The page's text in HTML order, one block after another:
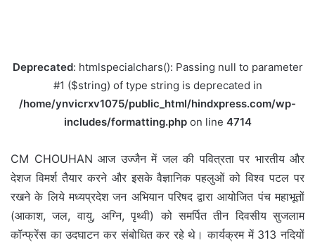
Deprecated: htmlspecialchars(): Passing null to parameter
#1 ($string) of type string is deprecated in
/home/ynvicrxv1075/public_html/hindxpress.com/wp-
includes/formatting.phpon line 4714
CM CHOUHAN आज उज्जैन में जल की पवित्रता पर भारतीय और
देशज विमर्श तैयार करने और इसके वैज्ञानिक पहलुओं को विश्व पटल पर
रखने के लिये मध्यप्रदेश जन अभियान परिषद द्वारा आयोजित पंच महाभूतों
(आकाश, जल, वायु, अग्नि, पृथ्वी) को समर्पित तीन दिवसीय सुजलाम
कॉन्फ्रेंस का उदघाटन कर संबोधित कर रहे थे। कार्यक्रम में 313 नदियों